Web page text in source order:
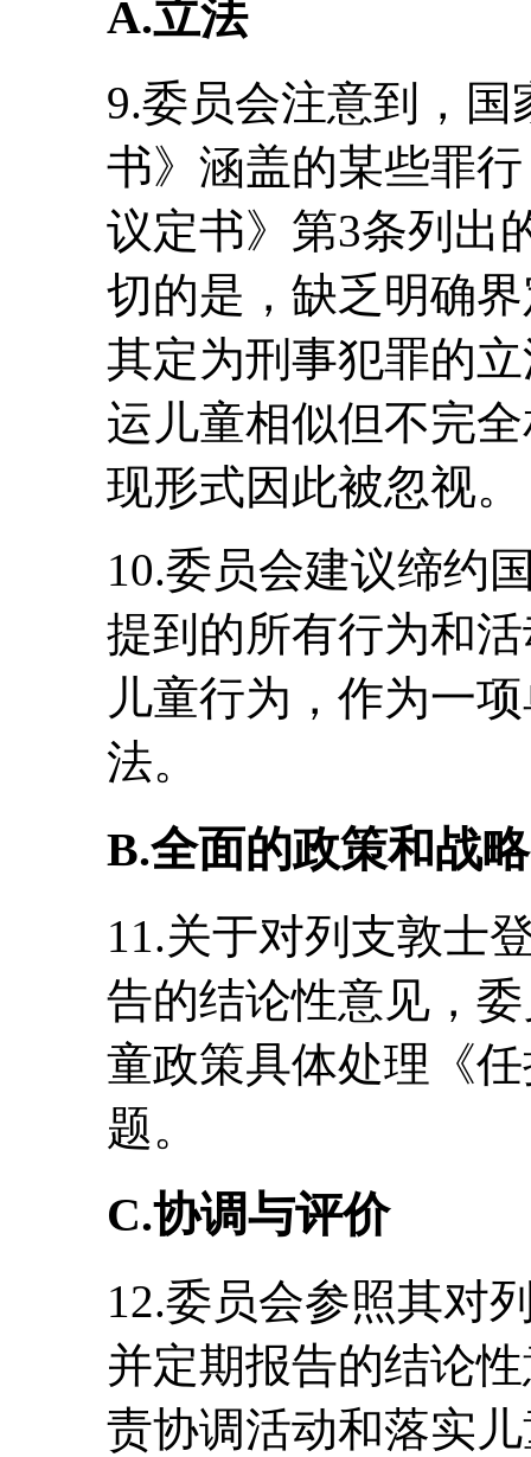
A.立法
9.委员会注意到，
书》涵盖的某些罪
议定书》第3条列出
切的是，缺乏明确
其定为刑事犯罪的
运儿童相似但不完
现形式因此被忽视。
10.委员会建议缔约
提到的所有行为和
儿童行为，作为一
法。
B.全面的政策和战略
11.关于对列支敦士
告的结论性意见，
童政策具体处理《
题。
C.协调与评价
12.委员会参照其对
并定期报告的结论
责协调活动和落实